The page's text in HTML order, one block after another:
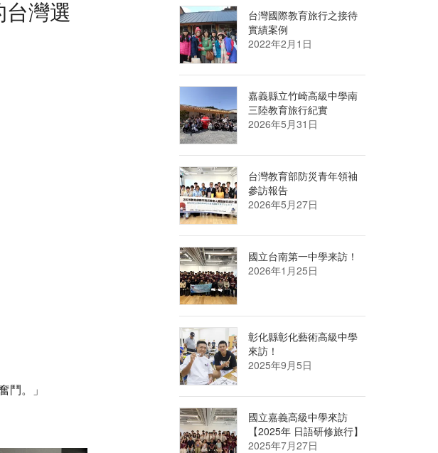
灣選
鬥。」
台灣國際教育旅行之接待
實績案例
2022年2月1日
嘉義縣立竹崎高級中學南
三陸教育旅行紀實
2026年5月31日
台灣教育部防災青年領袖
參訪報告
2026年5月27日
國立台南第一中學来訪！
2026年1月25日
彰化縣彰化藝術高級中學
來訪！
2025年9月5日
國立嘉義高級中學來訪
【2025年 日語研修旅行】
2025年7月27日